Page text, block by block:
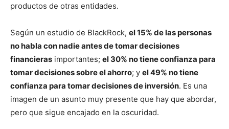
productos de otras entidades.
Según un estudio de BlackRock, el 15% de las personas
no habla con nadie antes de tomar decisiones
financieras importantes; el 30% no tiene confianza para
tomar decisiones sobre el ahorro; y el 49% no tiene
confianza para tomar decisiones de inversión. Es una
imagen de un asunto muy presente que hay que abordar,
pero que sigue encajado en la oscuridad.